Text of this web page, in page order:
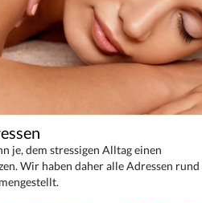
je, dem stressigen Alltag einen
Wir haben daher alle Adressen rund